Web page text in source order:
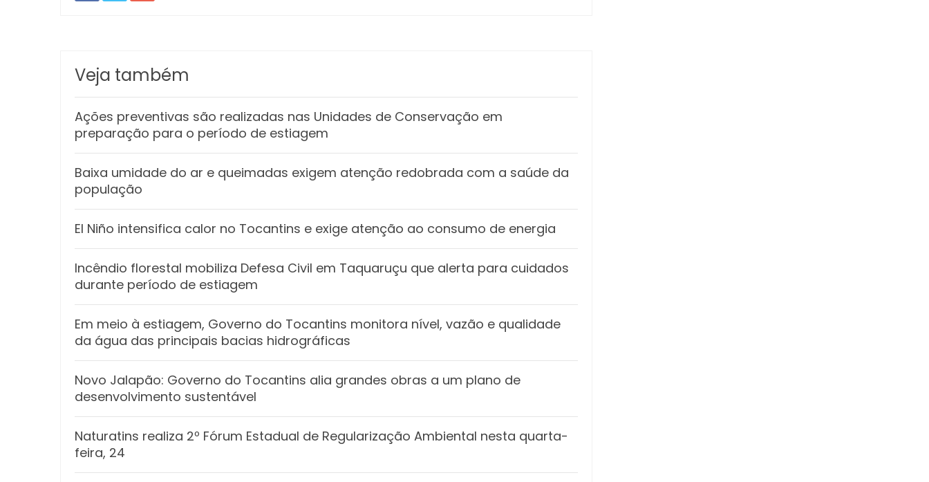
Veja também
Ações preventivas são realizadas nas Unidades de Conservação em
preparação para o período de estiagem
Baixa umidade do ar e queimadas exigem atenção redobrada com a saúde da
população
El Niño intensifica calor no Tocantins e exige atenção ao consumo de energia
Incêndio florestal mobiliza Defesa Civil em Taquaruçu que alerta para cuidados
durante período de estiagem
Em meio à estiagem, Governo do Tocantins monitora nível, vazão e qualidade
da água das principais bacias hidrográficas
Novo Jalapão: Governo do Tocantins alia grandes obras a um plano de
desenvolvimento sustentável
Naturatins realiza 2º Fórum Estadual de Regularização Ambiental nesta quarta-
feira, 24